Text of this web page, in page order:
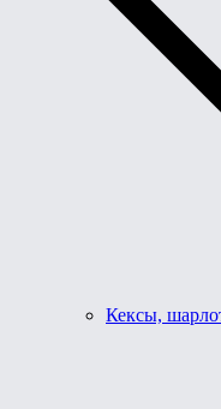
Кексы,